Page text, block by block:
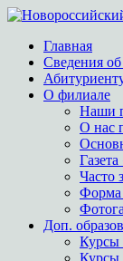
Главная
Сведения об
О филиале
Наши
О нас
Часто
Форма
Доп.
Курсы
Курсы